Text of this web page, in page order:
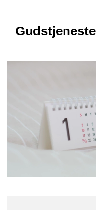
Gudstjeneste